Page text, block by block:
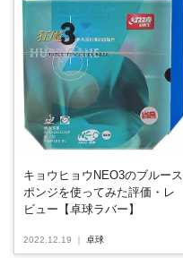
キョウヒョウNEO3のブルース
ポンジを使ってみた評価・レ
ビュー【卓球ラバー】
2022.12.19 卓球